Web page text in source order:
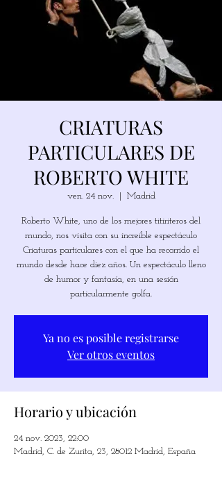
CRIATURAS
PARTICULARES DE
ROBERTO WHITE
ven. 24 nov.
  |
Madrid
Roberto White, uno de los mejores titiriteros del
mundo, nos visita con su increíble espectáculo
Criaturas particulares con el que ha recorrido el
mundo desde hace diez años. Un espectáculo lleno
de humor y fantasía, en una sesión
particularmente golfa.
Ya no es posible registrarse
Ver otros eventos
Horario y ubicación
24 nov. 2023, 22:00
Madrid, C. de Zurita, 23, 28012 Madrid, España